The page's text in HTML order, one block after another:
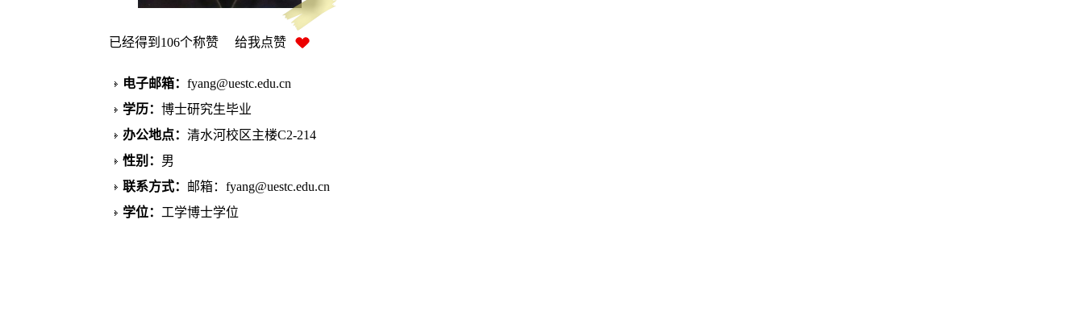
已经得到 106个称赞 给我点赞
电子邮箱： fyang@uestc.edu.cn
学历： 博士研究生毕业
办公地点： 清水河校区主楼C2-214
性别： 男
联系方式： 邮箱：fyang@uestc.edu.cn
学位： 工学博士学位